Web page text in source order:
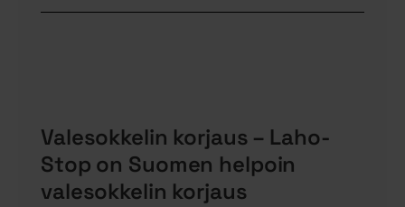
Valesokkelin korjaus – Laho-
Stop on Suomen helpoin
valesokkelin korjaus